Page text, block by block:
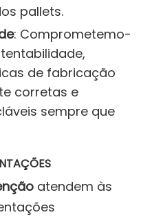
pallets.
: Comprometemo-
de fabricação
corretas e
sempre que
atendem às